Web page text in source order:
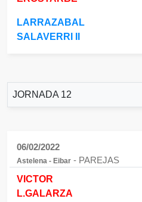
LARRAZABAL
SALAVERRI II
JORNADA 12
06/02/2022
Astelena - Eibar - PAREJAS
VICTOR
L.GALARZA